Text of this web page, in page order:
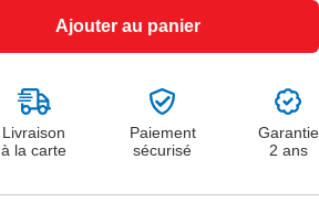
Ajouter au panier
Livraison
à la carte
Paiement
sécurisé
Garantie
2 ans